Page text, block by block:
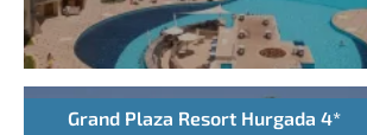
Grand Plaza Resort Hurgada 4*